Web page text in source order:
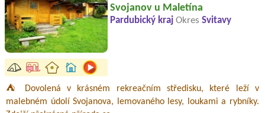
Svojanov u Maletína
Pardubický kraj Okres Svitavy
⛺ Dovolená v krásném rekreačním středisku, které leží v
malebném údolí Svojanova, lemovaného lesy, loukami a rybníky.